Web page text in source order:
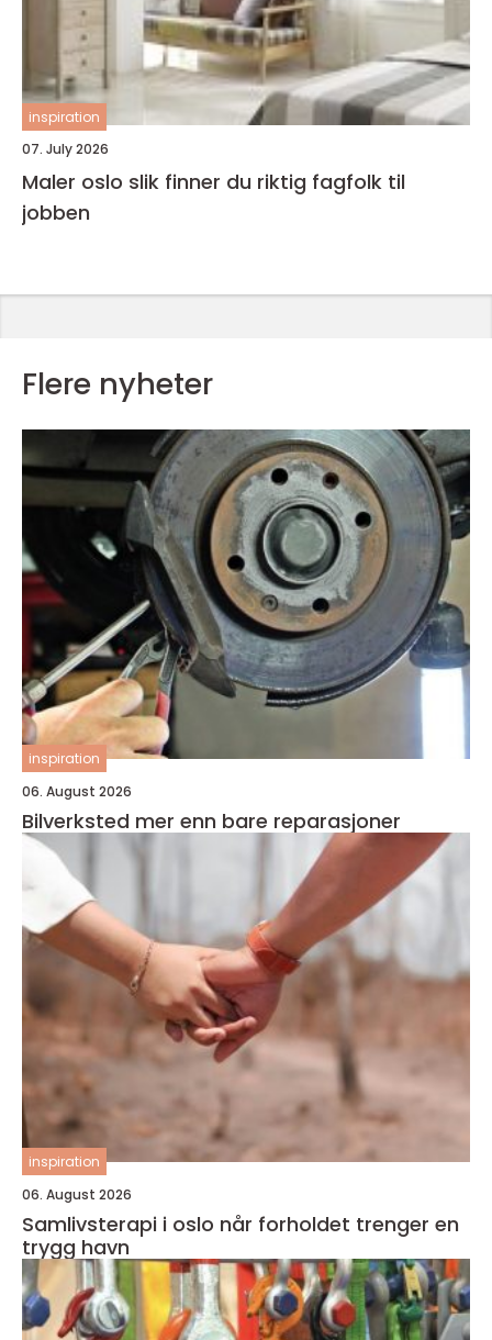
inspiration
07. July 2026
Maler oslo slik finner du riktig fagfolk til
jobben
Flere nyheter
inspiration
06. August 2026
Bilverksted mer enn bare reparasjoner
inspiration
06. August 2026
Samlivsterapi i oslo når forholdet trenger en
trygg havn